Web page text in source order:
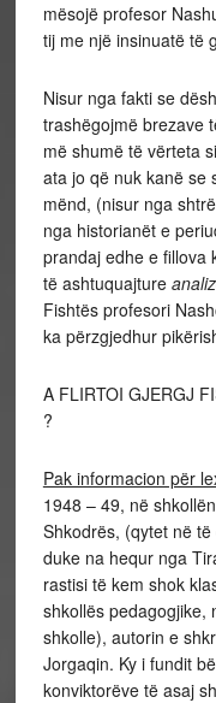
mësojë profesor
tij me një insinuatë të
Nisur nga fakti se
trashëgojmë brezave
më shumë të vërteta
ata jo që nuk kanë se
mënd, (nisur nga
nga historianët e
prandaj edhe e fillova
të ashtuquajture
Fishtës profesori
ka përzgjedhur
A FLIRTOI GJERGJ
?
Pak informacion për
1948 – 49, në
Shkodrës, (qytet në
duke na hequr nga
rastisi të kem shok
shkollës pedagogjike,
shkolle), autorin e
Jorgaqin. Ky i fundit
konviktorëve të asaj